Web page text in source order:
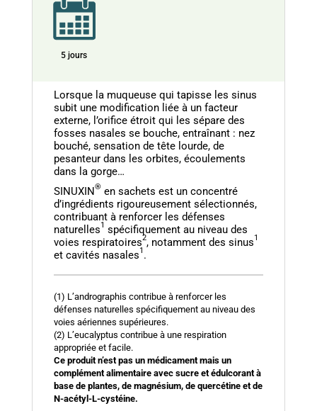
5 jours
Lorsque la muqueuse qui tapisse les sinus
subit une modification liée à un facteur
externe, l’orifice étroit qui les sépare des
fosses nasales se bouche, entraînant : nez
bouché, sensation de tête lourde, de
pesanteur dans les orbites, écoulements
dans la gorge…
SINUXIN ® en sachets est un concentré
d’ingrédients rigoureusement sélectionnés,
contribuant à renforcer les défenses
naturelles1 spécifiquement au niveau des
voies respiratoires2, notamment des sinus1
et cavités nasales1 .
(1) L’andrographis contribue à renforcer les
défenses naturelles spécifiquement au niveau des
voies aériennes supérieures.
(2) L’eucalyptus contribue à une respiration
appropriée et facile.
Ce produit n’est pas un médicament mais un
complément alimentaire avec sucre et édulcorant à
base de plantes, de magnésium, de quercétine et de
N-acétyl-L-cystéine.